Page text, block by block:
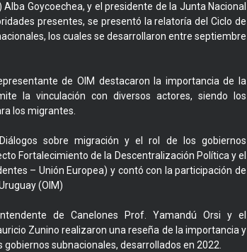
Goycoechea, y el presidente de la Junta Nacional
presentes, se presentó la relatoría del Ciclo de
los cuales se desarrollaron entre septiembre
de OIM destacaron la importancia de la
la vinculación con diversos actores, siendo los
los migrantes.
sobre migración y el rol de los gobiernos
Fortalecimiento de la Descentralización Política y el
– Unión Europea) y contó con la participación de
(OIM)
de Canelones Prof. Yamandú Orsi y el
Zunino realizaron una reseña de la importancia y
subnacionales, desarrollados en 2022.